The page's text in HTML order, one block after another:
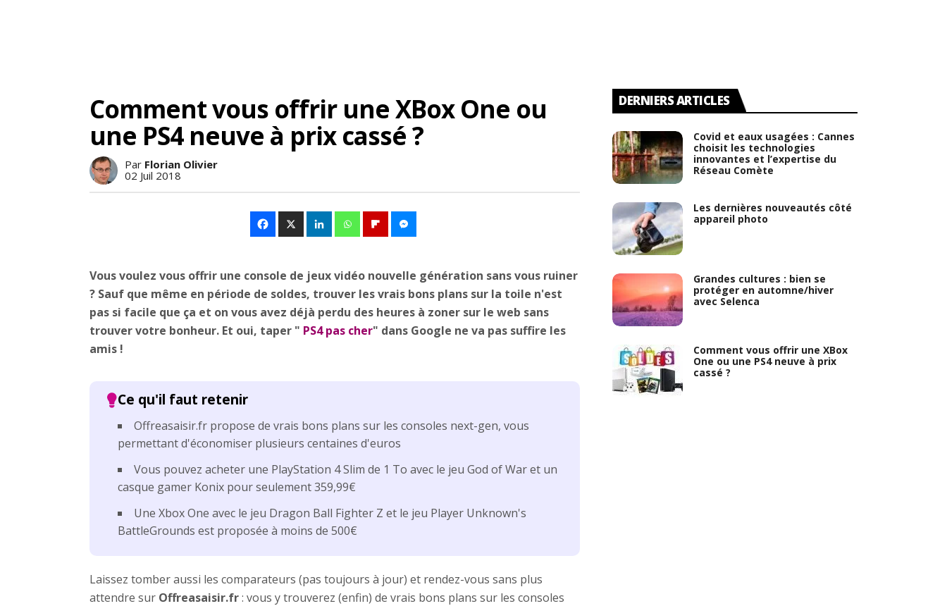
Comment vous offrir une XBox One ou
une PS4 neuve à prix cassé ?
Par Florian Olivier
02 Juil 2018
Vous voulez vous offrir une console de jeux vidéo nouvelle génération sans vous ruiner
? Sauf que même en période de soldes, trouver les vrais bons plans sur la toile n'est
pas si facile que ça et on vous avez déjà perdu des heures à zoner sur le web sans
trouver votre bonheur. Et oui, taper " PS4 pas cher" dans Google ne va pas suffire les
amis !
Offreasaisir.fr propose de vrais bons plans sur les consoles next-gen, vous
permettant d'économiser plusieurs centaines d'euros
Vous pouvez acheter une PlayStation 4 Slim de 1 To avec le jeu God of War et un
casque gamer Konix pour seulement 359,99€
Une Xbox One avec le jeu Dragon Ball Fighter Z et le jeu Player Unknown's
BattleGrounds est proposée à moins de 500€
Laissez tomber aussi les comparateurs (pas toujours à jour) et rendez-vous sans plus
attendre sur Offreasaisir.fr: vous y trouverez (enfin) de vrais bons plans sur les consoles
DERNIERS ARTICLES
Covid et eaux usagées : Cannes
choisit les technologies
innovantes et l’expertise du
Réseau Comète
Les dernières nouveautés côté
appareil photo
Grandes cultures : bien se
protéger en automne/hiver
avec Selenca
Comment vous offrir une XBox
One ou une PS4 neuve à prix
cassé ?